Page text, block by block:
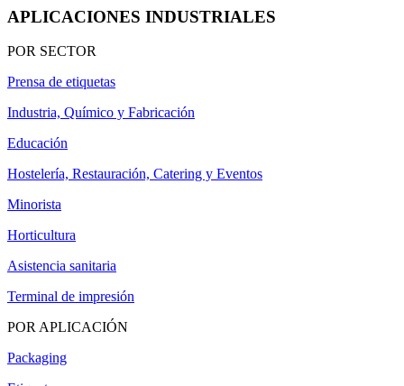
APLICACIONES INDUSTRIALES
POR SECTOR
Prensa de etiquetas
Industria, Químico y Fabricación
Educación
Hostelería, Restauración, Catering y Eventos
Minorista
Horticultura
Asistencia sanitaria
Terminal de impresión
POR APLICACIÓN
Packaging